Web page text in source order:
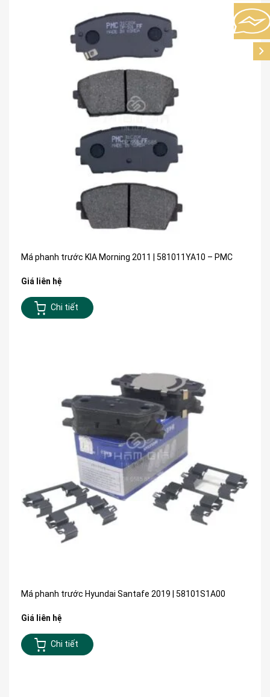
Má phanh trước KIA Morning 2011 | 581011YA10 – PMC
Giá liên hệ
Chi tiết
Má phanh trước Hyundai Santafe 2019 | 58101S1A00
Giá liên hệ
Chi tiết